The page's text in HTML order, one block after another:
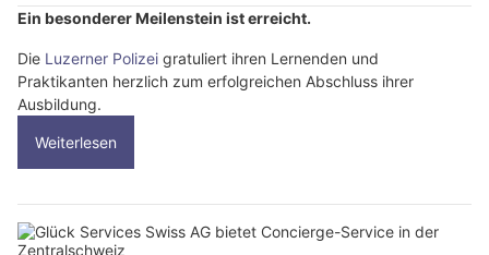
Ein besonderer Meilenstein ist erreicht.
Die Luzerner Polizei gratuliert ihren Lernenden und
Praktikanten herzlich zum erfolgreichen Abschluss ihrer
Ausbildung.
Weiterlesen